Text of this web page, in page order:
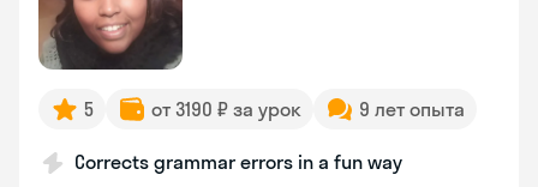
5 от 3190 ₽ за урок 9 лет опыта
Corrects grammar errors in a fun way